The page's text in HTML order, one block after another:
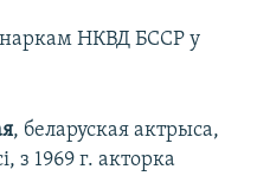
НКВД БССР у
, беларуская актрыса,
з 1969 г. акторка